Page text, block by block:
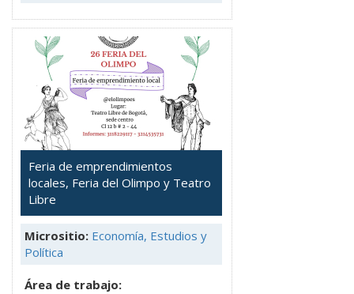
Feria de emprendimientos
locales, Feria del Olimpo y Teatro
Libre
Micrositio: Economía, Estudios y
Política
Área de trabajo: